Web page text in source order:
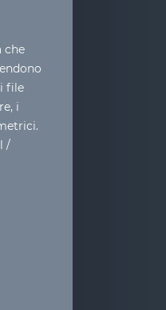
che
file
i
/